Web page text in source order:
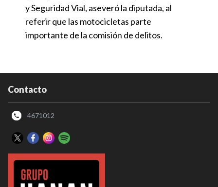
y Seguridad Vial, aseveró la diputada, al
referir que las motocicletas parte
importante de la comisión de delitos.
Contacto
4671012